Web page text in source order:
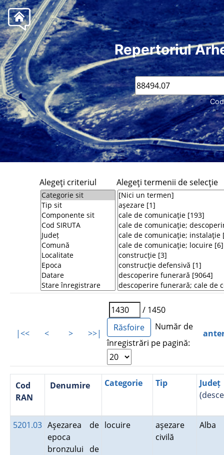
Repertoriul
Cod
Alegeţi criteriul Alegeţi termenii de selecţie
|<< < > >>|
/ 1450
Număr de
înregistrări pe pagină:
Cod
RAN
Denumire Categorie Tip
Județ
5201.03 Aşezarea de
epoca
bronzului de
locuire
aşezare
civilă
Alba